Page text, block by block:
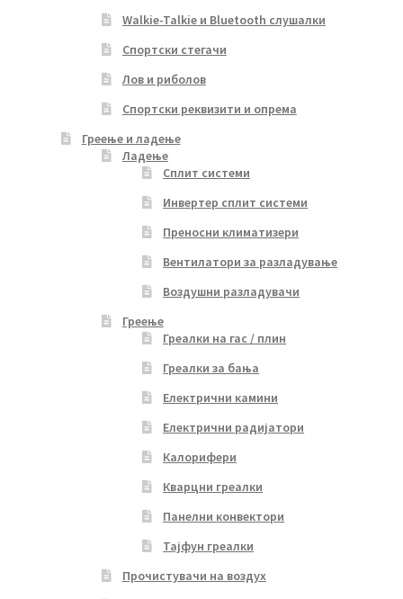
Walkie-Talkie и Bluetooth слушалки
Спортски стегачи
Лов и риболов
Спортски реквизити и опрема
Греење и ладење
Ладење
Сплит системи
Инвертер сплит системи
Преносни климатизери
Вентилатори за разладување
Воздушни разладувачи
Греење
Греалки на гас / плин
Греалки за бања
Електрични камини
Електрични радијатори
Калорифери
Кварцни греалки
Панелни конвектори
Тајфун греалки
Прочистувачи на воздух